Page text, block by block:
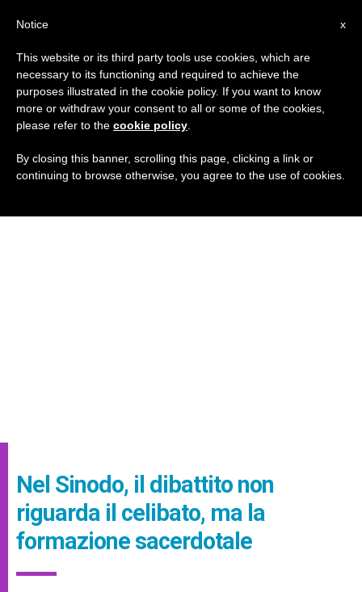
Nel Sinodo, il dibattito non
riguarda il celibato, ma la
formazione sacerdotale
x
Notice
This website or its third party tools use cookies, which are
necessary to its functioning and required to achieve the
purposes illustrated in the cookie policy. If you want to know
more or withdraw your consent to all or some of the cookies,
please refer to the cookie policy
By closing this banner, scrolling this page, clicking a link or
continuing to browse otherwise, you agree to the use of cookies.